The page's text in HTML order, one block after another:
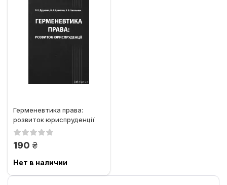
Герменевтика права:
розвиток юриспруденції
190 грн.
Нет в наличии